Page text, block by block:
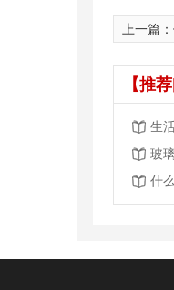
上一篇：
【推
生
玻
什